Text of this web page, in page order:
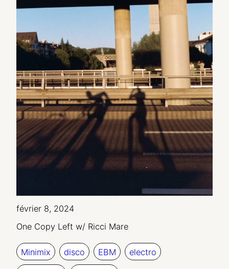
février 8, 2024
One Copy Left w/ Ricci Mare
Minimix disco EBM electro